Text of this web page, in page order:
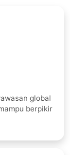
global
berpikir